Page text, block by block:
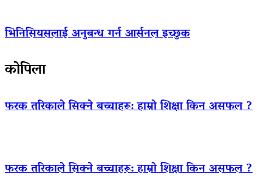
भिनिसियसलाई अनुबन्ध गर्न आर्सनल इच्छुक
कोपिला
फरक तरिकाले सिक्ने बच्चाहरू: हाम्रो शिक्षा किन असफल ?
फरक तरिकाले सिक्ने बच्चाहरू: हाम्रो शिक्षा किन असफल ?